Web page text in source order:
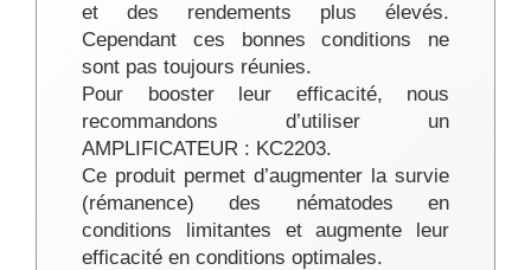
et des rendements plus élevés.
Cependant ces bonnes conditions ne
sont pas toujours réunies.
Pour booster leur efficacité, nous
recommandons d’utiliser un
AMPLIFICATEUR : KC2203.
Ce produit permet d’augmenter la survie
(rémanence) des nématodes en
conditions limitantes et augmente leur
efficacité en conditions optimales.